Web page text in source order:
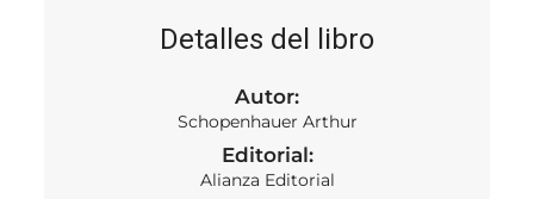
Detalles del libro
Autor:
Schopenhauer Arthur
Editorial:
Alianza Editorial